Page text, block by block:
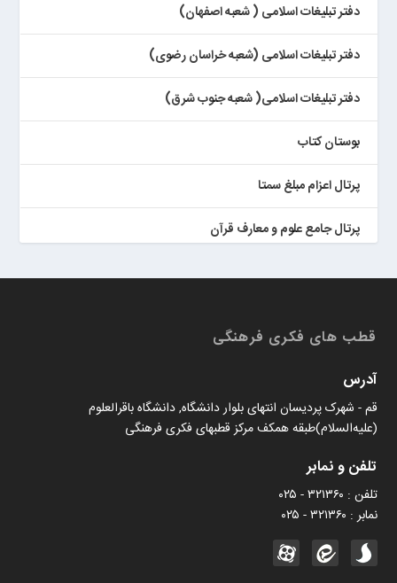
دفتر تبلیغات اسلامی ( شعبه اصفهان)
دفتر تبلیغات اسلامی (شعبه خراسان رضوی)
دفتر تبلیغات اسلامی( شعبه جنوب شرق)
بوستان کتاب
پرتال اعزام مبلغ سمتا
پرتال جامع علوم و معارف قرآن
کتابخان همراه پژوهان
قطب های فکری فرهنگی
آدرس
قم - شهرک پردیسان انتهای بلوار دانشگاه, دانشگاه باقرالعلوم
(علیه‌السلام)طبقه همکف مرکز قطبهای فکری فرهنگی
تلفن و نمابر
تلفن : ۳۲۱۳۶۰ - ۰۲۵
نمابر : ۳۲۱۳۶۰ - ۰۲۵